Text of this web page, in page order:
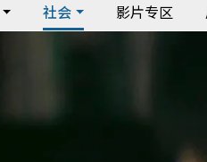
社会 影片专区